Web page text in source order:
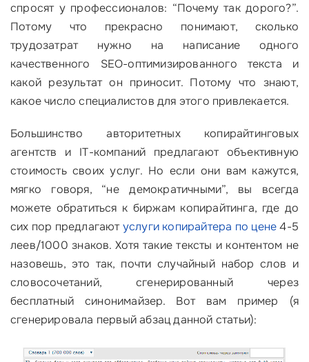
спросят у профессионалов: “Почему так дорого?”.
Потому что прекрасно понимают, сколько
трудозатрат нужно на написание одного
качественного SEO-оптимизированного текста и
какой результат он приносит. Потому что знают,
какое число специалистов для этого привлекается.
Большинство авторитетных копирайтинговых
агентств и IT-компаний предлагают объективную
стоимость своих услуг. Но если они вам кажутся,
мягко говоря, “не демократичными”, вы всегда
можете обратиться к биржам копирайтинга, где до
сих пор предлагаютуслуги копирайтера по цене4-5
леев/1000 знаков. Хотя такие тексты и контентом не
назовешь, это так, почти случайный набор слов и
словосочетаний, сгенерированный через
бесплатный синонимайзер. Вот вам пример (я
сгенерировала первый абзац данной статьи):